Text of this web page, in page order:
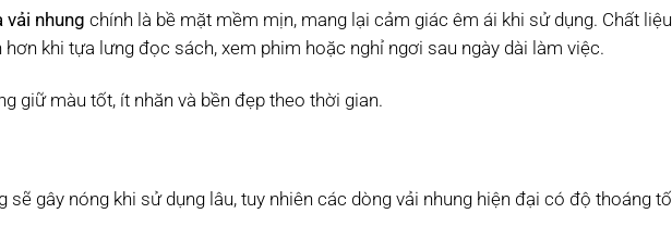
nhung chính là bề mặt mềm mịn, mang lại cảm giác êm ái khi sử dụng. Chất
khi tựa lưng đọc sách, xem phim hoặc nghỉ ngơi sau ngày dài làm việc.
giữ màu tốt, ít nhăn và bền đẹp theo thời gian.
sẽ gây nóng khi sử dụng lâu, tuy nhiên các dòng vải nhung hiện đại có độ thoáng